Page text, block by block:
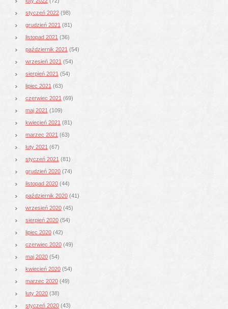
styczeń 2022 (98)
grudzień 2021 (81)
listopad 2021 (36)
październik 2021 (54)
wrzesień 2021 (54)
sierpień 2021 (54)
lipiec 2021 (63)
czerwiec 2021 (69)
maj 2021 (109)
kwiecień 2021 (81)
marzec 2021 (63)
luty 2021 (67)
styczeń 2021 (81)
grudzień 2020 (74)
listopad 2020 (44)
październik 2020 (41)
wrzesień 2020 (45)
sierpień 2020 (54)
lipiec 2020 (42)
czerwiec 2020 (49)
maj 2020 (54)
kwiecień 2020 (54)
marzec 2020 (49)
luty 2020 (38)
styczeń 2020 (43)